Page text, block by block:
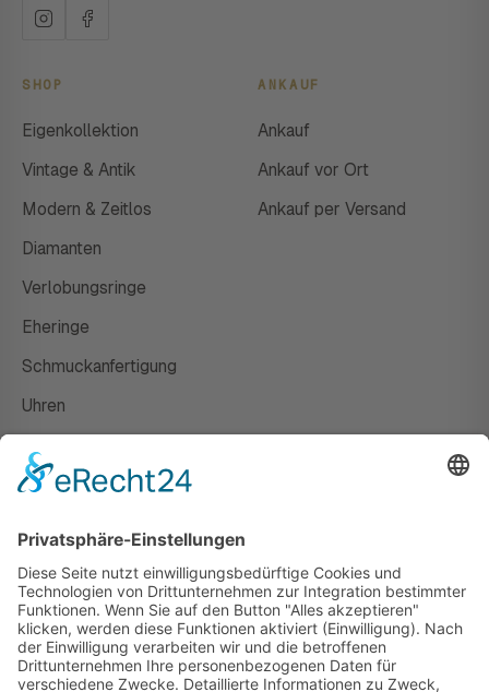
SHOP
Eigenkollektion
Vintage & Antik
Modern & Zeitlos
Diamanten
Verlobungsringe
Eheringe
Schmuckanfertigung
Uhren
ANKAUF
Ankauf
Ankauf vor Ort
Ankauf per Versand
Susanne Steiger
Geschäfte
Newsletter
Kontakt